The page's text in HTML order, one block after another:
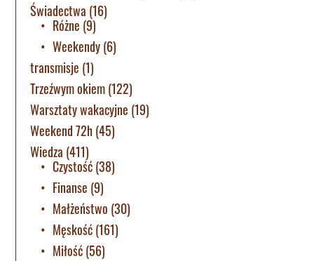
Świadectwa (16)
Różne (9)
Weekendy(6)
transmisje (1)
Trzeźwym okiem(122)
Warsztaty wakacyjne (19)
Weekend 72h(45)
Wiedza (411)
Czystość(38)
Finanse (9)
Małżeństwo (30)
Męskość(161)
Miłość(56)